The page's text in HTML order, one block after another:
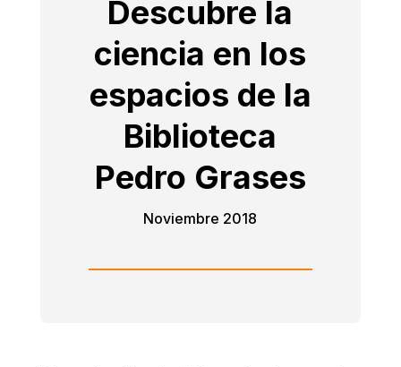
Descubre la
ciencia en los
espacios de la
Biblioteca
Pedro Grases
Noviembre 2018